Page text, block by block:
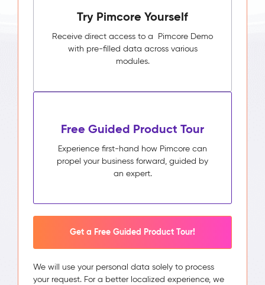
Try Pimcore Yourself
Receive direct access to a Pimcore Demo
with pre-filled data across various
modules.
Free Guided Product Tour
Experience first-hand how Pimcore can
propel your business forward, guided by
an expert.
Get a Free Guided Product Tour!
We will use your personal data solely to process
your request. For a better localized experience, we